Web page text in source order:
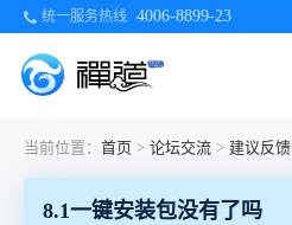
统一服务热线 4006-8899-23
当前位置： 首页 > 论坛交流 > 建议反馈
8.1一键安装包没有了吗